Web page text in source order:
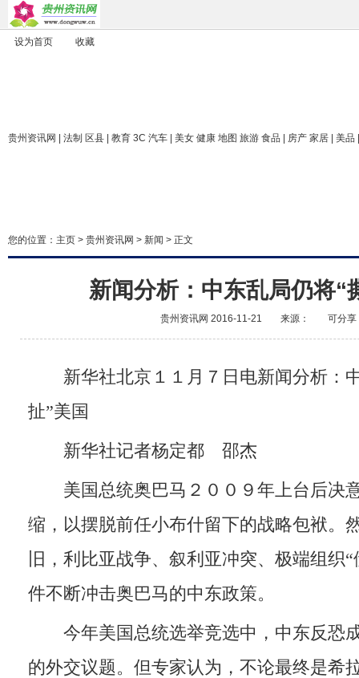
设为首页 收藏
贵州资讯网 | 法制 区县 | 教育 3C 汽车 | 美女 健康 地图 旅游 食品 | 房产 家居 | 美品
您的位置： 主页 > 贵州资讯网 > 新闻 > 正文
新闻分析：中东乱局仍将“
贵州资讯网 2016-11-21 来源： 可分享
新华社北京１１月７日电新闻分析：
扯”美国
新华社记者杨定都 邵杰
美国总统奥巴马２００９年上台后决
缩，以摆脱前任小布什留下的战略包袱。
旧，利比亚战争、叙利亚冲突、极端组织
件不断冲击奥巴马的中东政策。
今年美国总统选举竞选中，中东反恐
的外交议题。但专家认为，不论最终是希